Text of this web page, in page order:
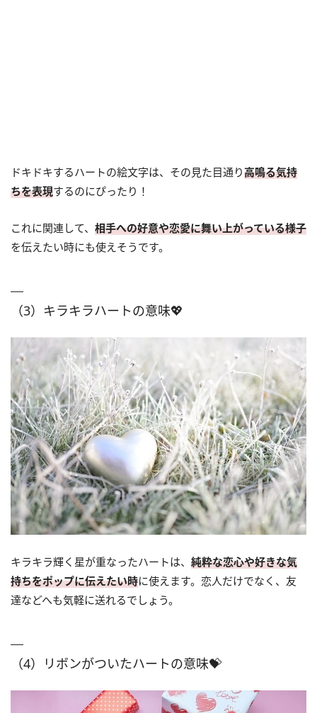
ドキドキするハートの絵文字は、その見た目通り高鳴る気持
ちを表現するのにぴったり！
これに関連して、 相手への好意や恋愛に舞い上がっている様子
を伝えたい時にも使えそうです。
（3）キラキラハートの意味💖
キラキラ輝く星が重なったハートは、 純粋な恋心や好きな気
持ちをポップに伝えたい時に使えます。恋人だけでなく、友
達などへも気軽に送れるでしょう。
（4）リボンがついたハートの意味💝